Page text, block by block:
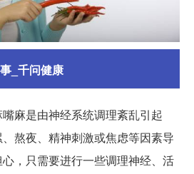
_千问健康
麻是由神经系统调理紊乱引起
熬夜、精神刺激或焦虑等因素导
，只需要进行一些调理神经、活